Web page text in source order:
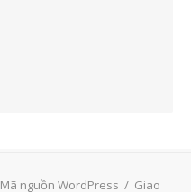
Mã nguồn WordPress / Giao